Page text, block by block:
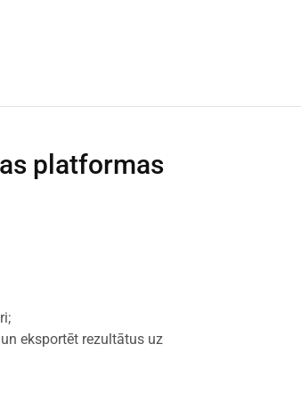
platformas
eksportēt rezultātus uz